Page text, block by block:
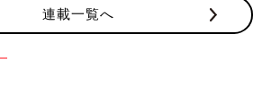
連載一覧へ